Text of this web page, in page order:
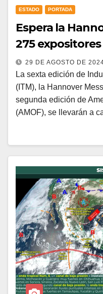
ESTADO PORTADA
Espera la
275 expositores
29 DE AGOSTO DE
La sexta edición de
(ITM), la Hannover
segunda edición de
(AMOF), se llevarán a